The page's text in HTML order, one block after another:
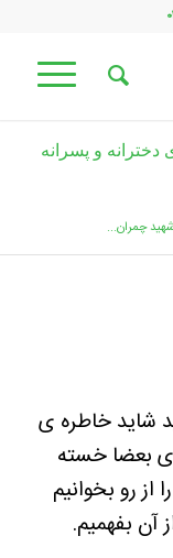
و پسرانه
چمران...
شاید خاطره ی
بعضا خسته
رو بخوانیم
آن بفهمیم.